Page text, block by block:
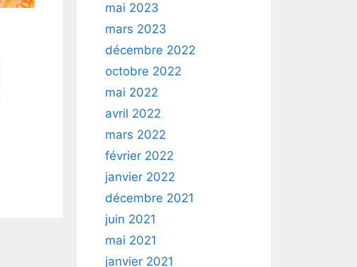
mai 2023
mars 2023
décembre 2022
octobre 2022
mai 2022
avril 2022
mars 2022
février 2022
janvier 2022
décembre 2021
juin 2021
mai 2021
janvier 2021